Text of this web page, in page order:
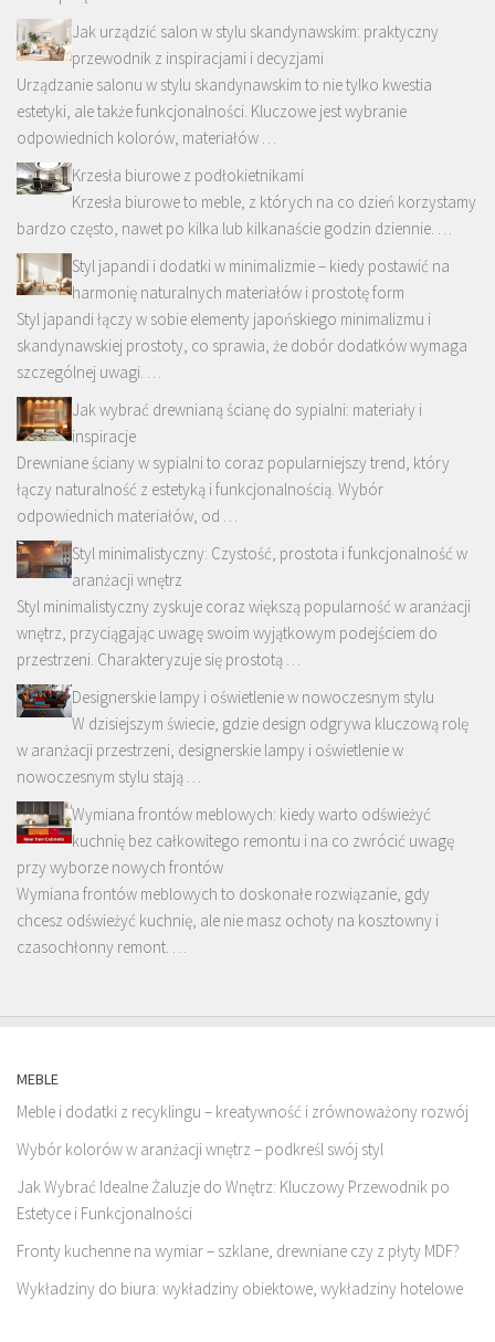
Jak urządzić salon w stylu skandynawskim: praktyczny
przewodnik z inspiracjami i decyzjami
Urządzanie salonu w stylu skandynawskim to nie tylko kwestia
estetyki, ale także funkcjonalności. Kluczowe jest wybranie
odpowiednich kolorów, materiałów …
Krzesła biurowe z podłokietnikami
Krzesła biurowe to meble, z których na co dzień korzystamy
bardzo często, nawet po kilka lub kilkanaście godzin dziennie. …
Styl japandi i dodatki w minimalizmie – kiedy postawić na
harmonię naturalnych materiałów i prostotę form
Styl japandi łączy w sobie elementy japońskiego minimalizmu i
skandynawskiej prostoty, co sprawia, że dobór dodatków wymaga
szczególnej uwagi. …
Jak wybrać drewnianą ścianę do sypialni: materiały i
inspiracje
Drewniane ściany w sypialni to coraz popularniejszy trend, który
łączy naturalność z estetyką i funkcjonalnością. Wybór
odpowiednich materiałów, od …
Styl minimalistyczny: Czystość, prostota i funkcjonalność w
aranżacji wnętrz
Styl minimalistyczny zyskuje coraz większą popularność w aranżacji
wnętrz, przyciągając uwagę swoim wyjątkowym podejściem do
przestrzeni. Charakteryzuje się prostotą …
Designerskie lampy i oświetlenie w nowoczesnym stylu
W dzisiejszym świecie, gdzie design odgrywa kluczową rolę
w aranżacji przestrzeni, designerskie lampy i oświetlenie w
nowoczesnym stylu stają …
Wymiana frontów meblowych: kiedy warto odświeżyć
kuchnię bez całkowitego remontu i na co zwrócić uwagę
przy wyborze nowych frontów
Wymiana frontów meblowych to doskonałe rozwiązanie, gdy
chcesz odświeżyć kuchnię, ale nie masz ochoty na kosztowny i
czasochłonny remont. …
MEBLE
Meble i dodatki z recyklingu – kreatywność i zrównoważony rozwój
Wybór kolorów w aranżacji wnętrz – podkreśl swój styl
Jak Wybrać Idealne Żaluzje do Wnętrz: Kluczowy Przewodnik po
Estetyce i Funkcjonalności
Fronty kuchenne na wymiar – szklane, drewniane czy z płyty MDF?
Wykładziny do biura: wykładziny obiektowe, wykładziny hotelowe